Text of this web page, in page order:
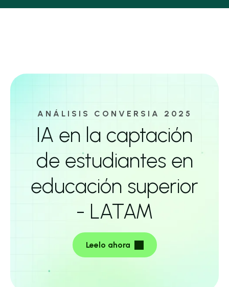
ANÁLISIS CONVERSIA 2025
IA en la captación
de estudiantes en
educación superior
- LATAM
Leelo ahora